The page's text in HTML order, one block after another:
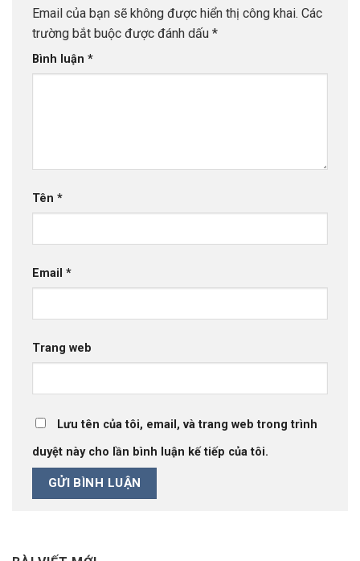
Email của bạn sẽ không được hiển thị công khai. Các
trường bắt buộc được đánh dấu *
Bình luận *
Tên *
Email *
Trang web
Lưu tên của tôi, email, và trang web trong trình
duyệt này cho lần bình luận kế tiếp của tôi.